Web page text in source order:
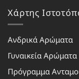
Χάρτης
Ανδρικά Αρώματα
Γυναικεία Αρώματα
Πρόγραμμα